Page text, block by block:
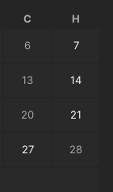
С Н
6 7
13 14
20 21
27 28